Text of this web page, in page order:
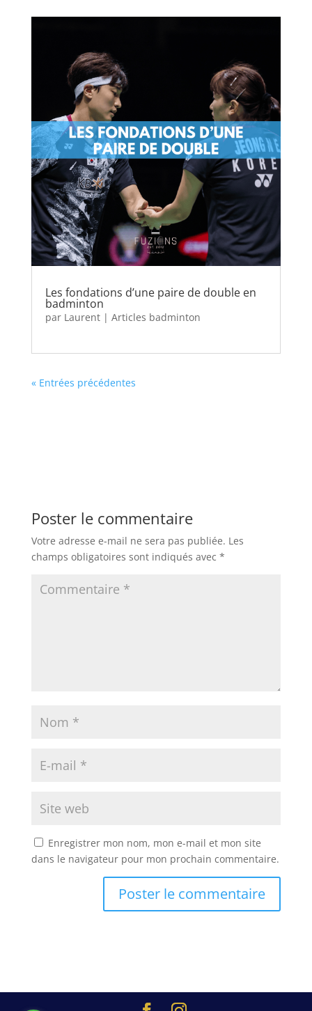
Les fondations d’une paire de double en
badminton
par Laurent| Articles badminton
« Entrées précédentes
Poster le commentaire
Votre adresse e-mail ne sera pas publiée. Les
champs obligatoires sont indiqués avec *
Enregistrer mon nom, mon e-mail et mon site
dans le navigateur pour mon prochain commentaire.